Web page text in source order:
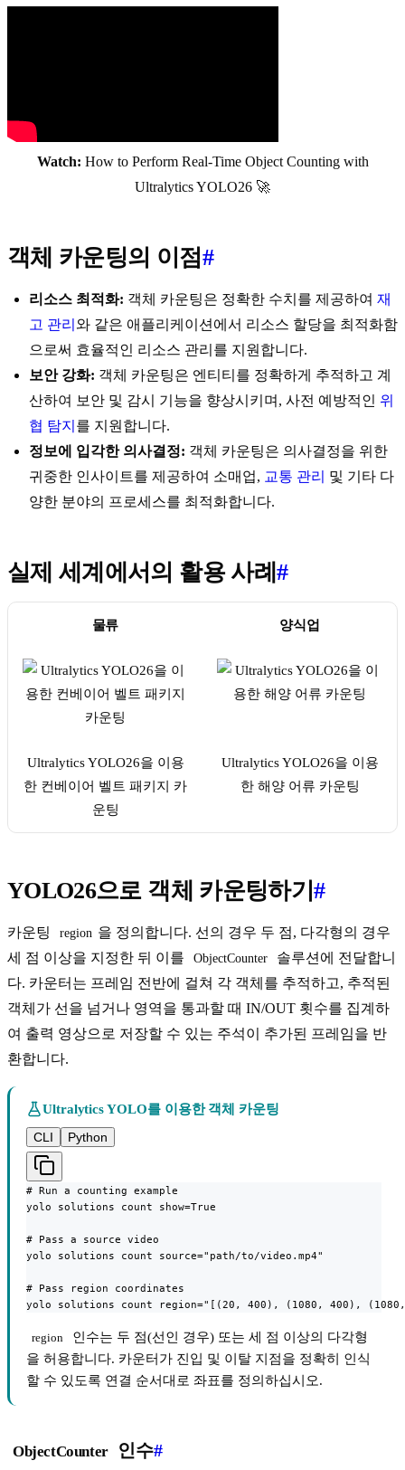
Watch: How to Perform Real-Time Object Counting with
Ultralytics YOLO26 🚀
객체 카운팅의 이점#
리소스 최적화: 객체 카운팅은 정확한 수치를 제공하여 재
고 관리 와 같은 애플리케이션에서 리소스 할당을 최적화함
으로써 효율적인 리소스 관리를 지원합니다.
보안 강화: 객체 카운팅은 엔티티를 정확하게 추적하고 계
산하여 보안 및 감시 기능을 향상시키며, 사전 예방적인 위
협 탐지 를 지원합니다.
정보에 입각한 의사결정: 객체 카운팅은 의사결정을 위한
귀중한 인사이트를 제공하여 소매업, 교통 관리 및 기타 다
양한 분야의 프로세스를 최적화합니다.
실제 세계에서의 활용 사례 #
물류 양식업
Ultralytics YOLO26을 이용
한 컨베이어 벨트 패키지 카
운팅
Ultralytics YOLO26을 이용
한 해양 어류 카운팅
YOLO26으로 객체 카운팅하기 #
카운팅 region 을 정의합니다. 선의 경우 두 점, 다각형의 경우
세 점 이상을 지정한 뒤 이를
ObjectCounter
솔루션에 전달합니
다. 카운터는 프레임 전반에 걸쳐 각 객체를 추적하고, 추적된
객체가 선을 넘거나 영역을 통과할 때 IN/OUT 횟수를 집계하
여 출력 영상으로 저장할 수 있는 주석이 추가된 프레임을 반
환합니다.
Ultralytics YOLO를 이용한 객체 카운팅
CLI
Python
# Run a counting example
yolo solutions count show=True
# Pass a source video
yolo solutions count source="path/to/video.mp4"
# Pass region coordinates
yolo solutions count region="[(20, 400), (1080, 400),
region
인수는 두 점(선인 경우) 또는 세 점 이상의 다각형
을 허용합니다. 카운터가 진입 및 이탈 지점을 정확히 인식
할 수 있도록 연결 순서대로 좌표를 정의하십시오.
ObjectCounter 인수#